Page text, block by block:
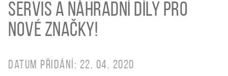
Servis a náhradní díly pro
nové značky!
Datum přidání: 22. 04. 2020